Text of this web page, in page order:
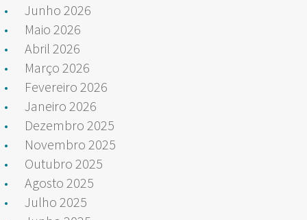
Junho 2026
Maio 2026
Abril 2026
Março 2026
Fevereiro 2026
Janeiro 2026
Dezembro 2025
Novembro 2025
Outubro 2025
Agosto 2025
Julho 2025